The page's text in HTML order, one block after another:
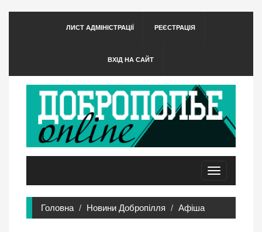
ЛИСТ АДМІНІСТРАЦІЇ РЕЄСТРАЦІЯ
ВХІД НА САЙТ
Toggle
navigation
Головна Новини Добропілля Афіша